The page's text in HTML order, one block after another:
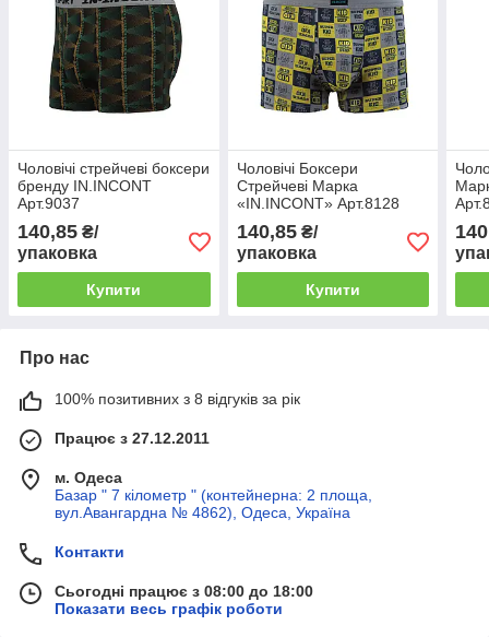
Чоловічі стрейчеві боксери
бренду IN.INCONT
Арт.9037
140,85 ₴/
упаковка
Купити
Чоловічі Боксери
Стрейчеві Марка
«IN.INCONT» Арт.8128
140,85₴/
упаковка
Купити
Про нас
100% позитивних з 8 відгуків за рік
Працює з 27.12.2011
м. Одеса
Базар " 7 кілометр " (контейнерна: 2 площа,
вул.Авангардна № 4862), Одеса, Україна
Контакти
Сьогодні працює з 08:00 до 18:00
Показати весь графік роботи